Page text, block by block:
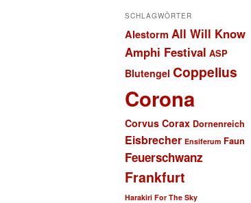
SCHLAGWÖRTER
Alestorm All Will Know
Amphi Festival ASP
Blutengel Coppelius
Corona
Corvus Corax Dornenreich
Eisbrecher Ensiferum Faun
Feuerschwanz
Frankfurt
Harakiri For The Sky